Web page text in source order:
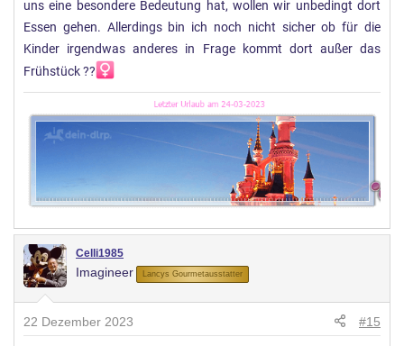
uns eine besondere Bedeutung hat, wollen wir unbedingt dort
Essen gehen. Allerdings bin ich noch nicht sicher ob für die
Kinder irgendwas anderes in Frage kommt dort außer das
Frühstück ??‍
Celli1985
Imagineer Lancys Gourmetausstatter
22 Dezember 2023 #15